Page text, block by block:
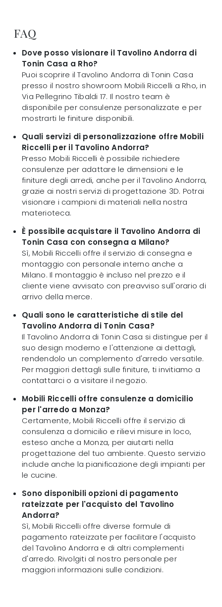
FAQ
Dove posso visionare il Tavolino Andorra di
Tonin Casa a Rho?
Puoi scoprire il Tavolino Andorra di Tonin Casa
presso il nostro showroom Mobili Riccelli a Rho, in
Via Pellegrino Tibaldi 17. Il nostro team è
disponibile per consulenze personalizzate e per
mostrarti le finiture disponibili.
Quali servizi di personalizzazione offre Mobili
Riccelli per il Tavolino Andorra?
Presso Mobili Riccelli è possibile richiedere
consulenze per adattare le dimensioni e le
finiture degli arredi, anche per il Tavolino Andorra,
grazie ai nostri servizi di progettazione 3D. Potrai
visionare i campioni di materiali nella nostra
materioteca.
È possibile acquistare il Tavolino Andorra di
Tonin Casa con consegna a Milano?
Sì, Mobili Riccelli offre il servizio di consegna e
montaggio con personale interno anche a
Milano. Il montaggio è incluso nel prezzo e il
cliente viene avvisato con preavviso sull'orario di
arrivo della merce.
Quali sono le caratteristiche di stile del
Tavolino Andorra di Tonin Casa?
Il Tavolino Andorra di Tonin Casa si distingue per il
suo design moderno e l'attenzione ai dettagli,
rendendolo un complemento d'arredo versatile.
Per maggiori dettagli sulle finiture, ti invitiamo a
contattarci o a visitare il negozio.
Mobili Riccelli offre consulenze a domicilio
per l'arredo a Monza?
Certamente, Mobili Riccelli offre il servizio di
consulenza a domicilio e rilievi misure in loco,
esteso anche a Monza, per aiutarti nella
progettazione del tuo ambiente. Questo servizio
include anche la pianificazione degli impianti per
le cucine.
Sono disponibili opzioni di pagamento
rateizzate per l'acquisto del Tavolino
Andorra?
Sì, Mobili Riccelli offre diverse formule di
pagamento rateizzate per facilitare l'acquisto
del Tavolino Andorra e di altri complementi
d'arredo. Rivolgiti al nostro personale per
maggiori informazioni sulle condizioni.